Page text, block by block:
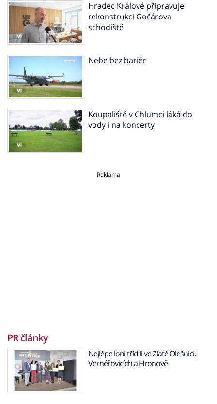
Hradec Králové připravuje
rekonstrukci Gočárova
schodiště
Nebe bez bariér
Koupaliště v Chlumci láká do
vody i na koncerty
Reklama
PR články
Nejlépe loni třídili ve Zlaté Olešnici,
Vernéřovicích a Hronově